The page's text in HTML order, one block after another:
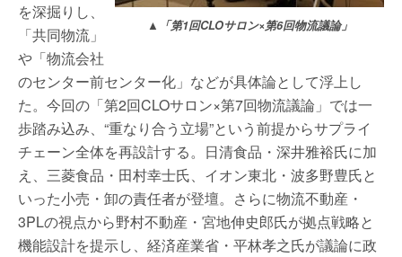
▲「第1回CLOサロン×第6回物流議論」
を深掘りし、
「共同物流」
や「物流会社
のセンター前センター化」などが具体論として浮上し
た。今回の「第2回CLOサロン×第7回物流議論」では一
歩踏み込み、“重なり合う立場”という前提からサプライ
チェーン全体を再設計する。日清食品・深井雅裕氏に加
え、三菱食品・田村幸士氏、イオン東北・波多野豊氏と
いった小売・卸の責任者が登壇。さらに物流不動産・
3PLの視点から野村不動産・宮地伸史郎氏が拠点戦略と
機能設計を提示し、経済産業省・平林孝之氏が議論に政